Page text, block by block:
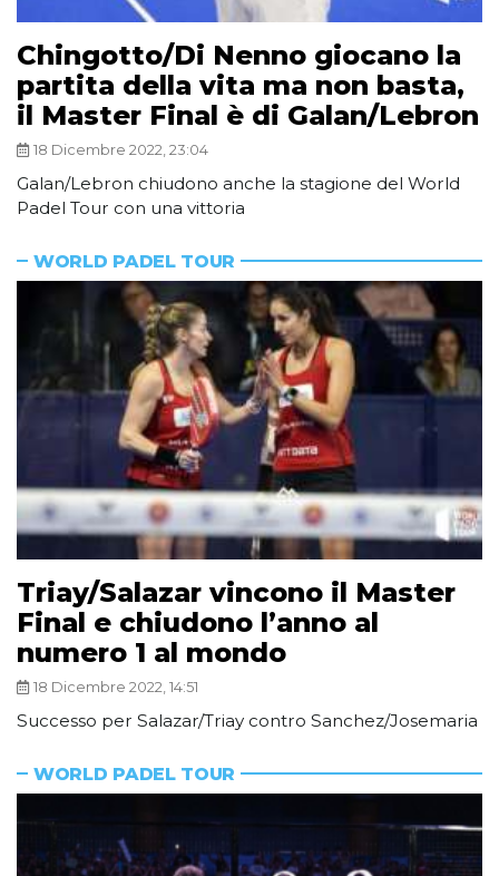
Chingotto/Di Nenno giocano la
partita della vita ma non basta,
il Master Final è di Galan/Lebron
18 Dicembre 2022, 23:04
Galan/Lebron chiudono anche la stagione del World
Padel Tour con una vittoria
WORLD PADEL TOUR
Triay/Salazar vincono il Master
Final e chiudono l’anno al
numero 1 al mondo
18 Dicembre 2022, 14:51
Successo per Salazar/Triay contro Sanchez/Josemaria
WORLD PADEL TOUR